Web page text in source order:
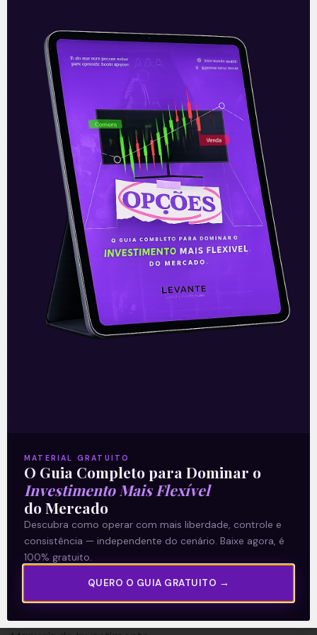
Resultado da Engie (EGIE3) do
1T21
A Engie (EGIE3) apresentou nesta
quarta-feira (5), após o fechamento do
mercado, os seus resultados do primeiro
trimestre de 2021. A companhia
apresentou bons números
Leia mais
06/05/2021
Sobre nós
Termos e Condições
Política de Privacidade
Explore
Artigos
MATERIAL GRATUITO
O Guia Completo para Dominar o
Investimento Mais Flexível
do Mercado
Descubra como operar com mais liberdade, controle e
consistência — independente do cenário. Baixe agora, é
100% gratuito.
QUERO O GUIA GRATUITO →